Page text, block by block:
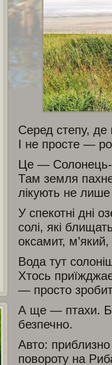
Серед степу,
І не просте —
Це — Солонець-
Там земля
лікують не
У спекотні дні
солі, які
оксамит,
Вода тут
Хтось
— просто
А ще — птахи.
безпечно.
Авто:
повороту на